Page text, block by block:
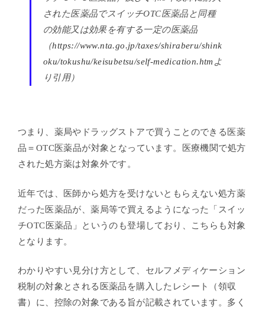
された医薬品でスイッチOTC医薬品と同種
の効能又は効果を有する一定の医薬品
（https://www.nta.go.jp/taxes/shiraberu/shink
oku/tokushu/keisubetsu/self-medication.htm よ
り引用）
つまり、薬局やドラッグストアで買うことのできる医薬
品＝OTC医薬品が対象となっています。医療機関で処方
された処方薬は対象外です。
近年では、医師から処方を受けないともらえない処方薬
だった医薬品が、薬局等で買えるようになった「スイッ
チOTC医薬品」というのも登場しており、こちらも対象
となります。
わかりやすい見分け方として、セルフメディケーション
税制の対象とされる医薬品を購入したレシート（領収
書）に、控除の対象である旨が記載されています。多く